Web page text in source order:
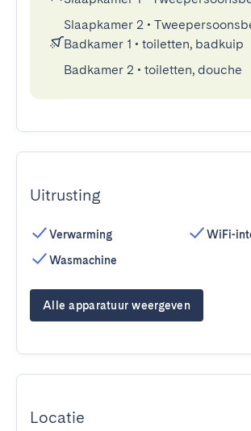
Slaapkamer 2 •
Badkamer 1 • toiletten, badkuip
Badkamer 2 • toiletten, douche
Uitrusting
Verwarming
Wasmachine
WiFi-
Alle apparatuur weergeven
Locatie